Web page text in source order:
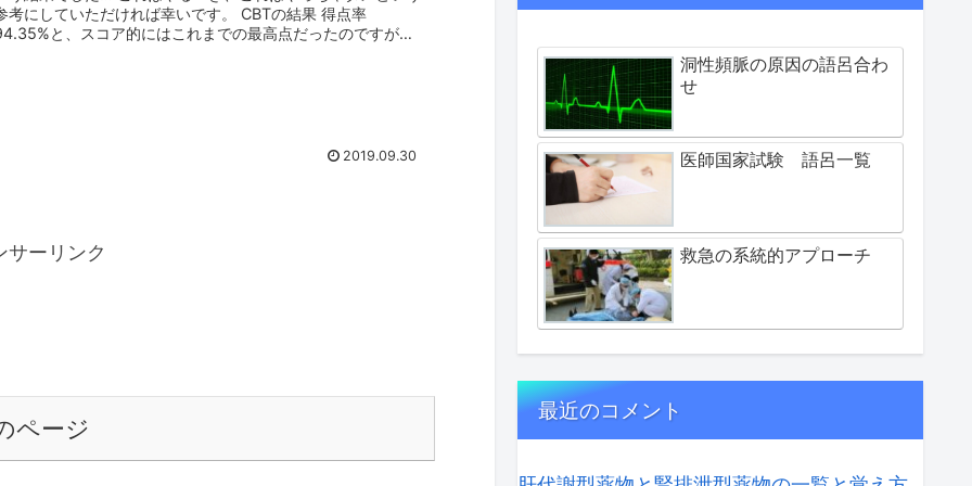
考にしていただければ幸いです。 CBTの結果 得点率
と、スコア的にはこれまでの最高点だったのですが…
2019.09.30
サーリンク
ページ
洞性頻脈の原因の語呂合わ
せ
医師国家試験 語呂一覧
救急の系統的アプローチ
最近のコメント